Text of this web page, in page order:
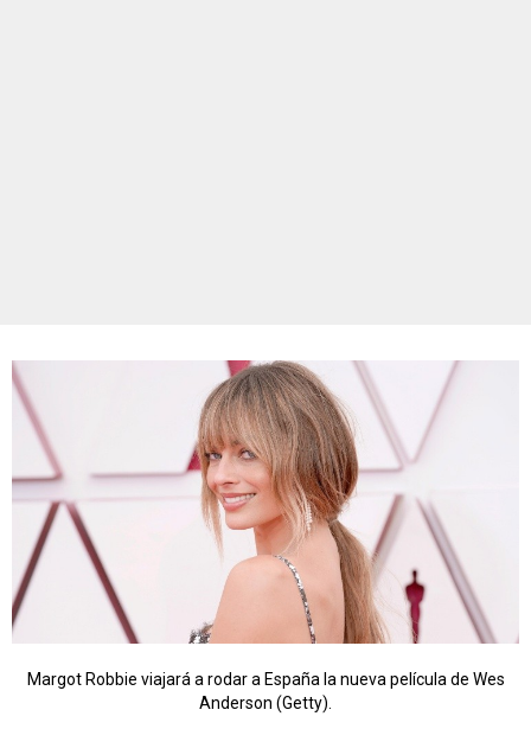
Margot Robbie viajará a rodar a España la nueva película de Wes
Anderson (Getty).